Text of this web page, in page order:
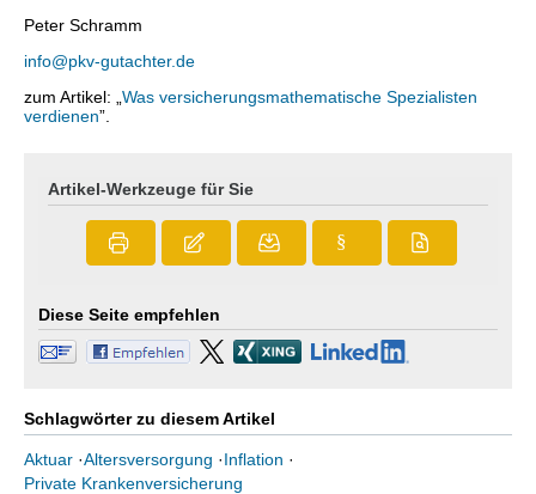
Peter Schramm
info@pkv-gutachter.de
zum Artikel: „ Was versicherungsmathematische Spezialisten
verdienen”.
Artikel-Werkzeuge für Sie
§
Diese Seite empfehlen
Schlagwörter zu diesem Artikel
Aktuar ·Altersversorgung ·Inflation ·
Private Krankenversicherung